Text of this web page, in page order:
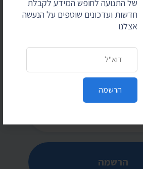
של התנועה לחופש המידע לקבלת
חדשות ועדכונים שוטפים על הנעשה
אצלנו
הרשמה
חדשות ועדכונים
לרשימת התפוצה של התנועה
חדשות ועדכונים שוטפים על
הנעשה אצלנו
הרשמה